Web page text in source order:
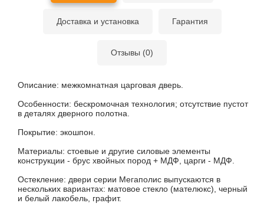
Доставка и установка Гарантия
Отзывы (0)
Описание: межкомнатная царговая дверь.
Особенности: бескромочная технология; отсутствие пустот
в деталях дверного полотна.
Покрытие: экошпон.
Материалы: стоевые и другие силовые элементы
конструкции - брус хвойных пород + МДФ, царги - МДФ.
Остекление: двери серии Мегаполис выпускаются в
нескольких вариантах: матовое стекло (мателюкс), черный
и белый лакобель, графит.